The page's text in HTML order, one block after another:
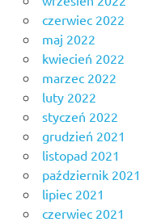
czerwiec 2022
maj 2022
kwiecień 2022
marzec 2022
luty 2022
styczeń 2022
grudzień 2021
listopad 2021
październik 2021
lipiec 2021
czerwiec 2021